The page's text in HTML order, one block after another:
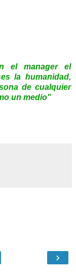
el manager el
la humanidad,
de cualquier
un medio"
›